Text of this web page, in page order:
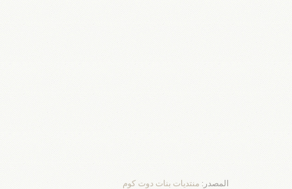
المصدر: منتديات بنات دوت كوم